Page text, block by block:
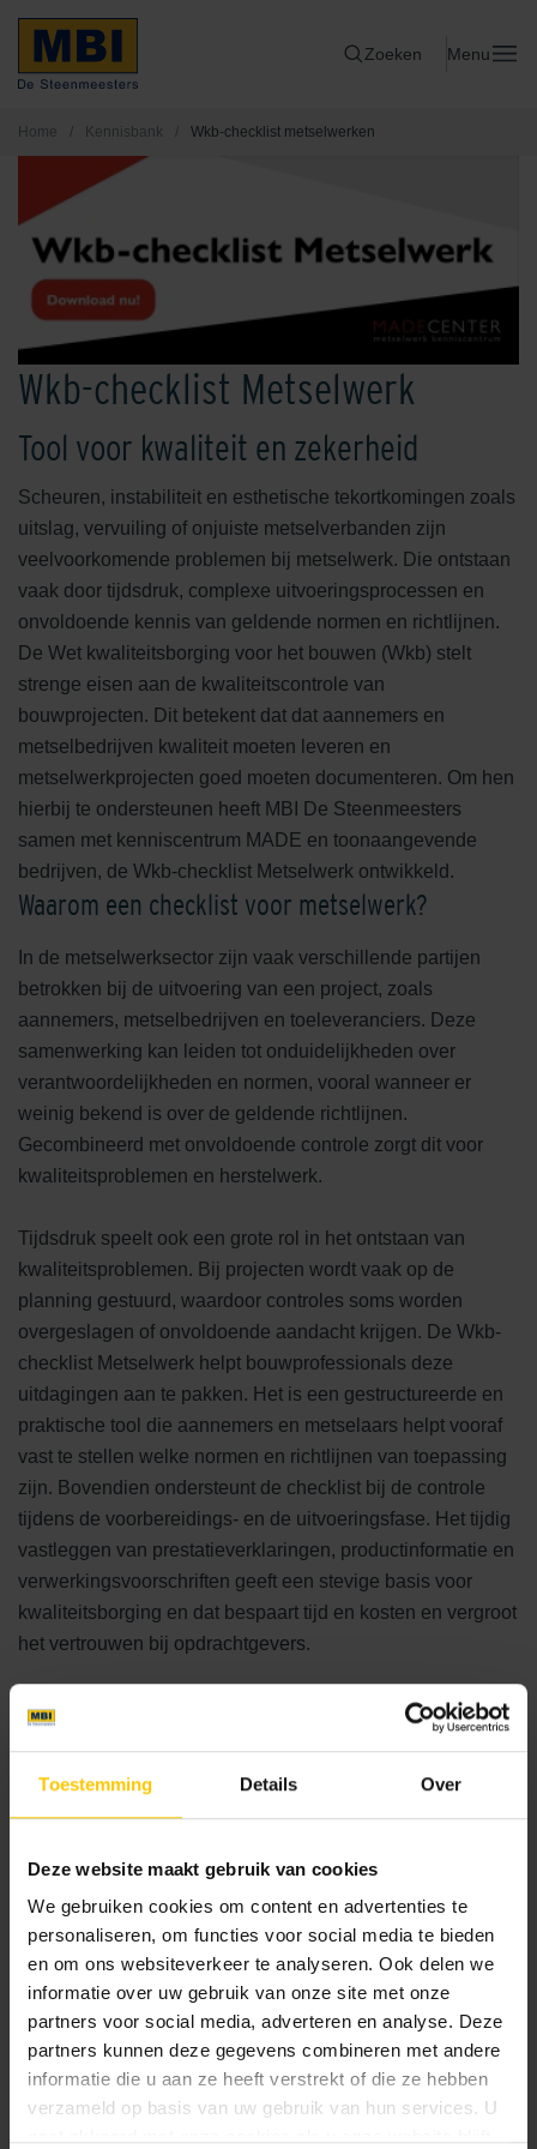
Toestemming Details Over
Deze website maakt gebruik van cookies
We gebruiken cookies om content en advertenties te
personaliseren, om functies voor social media te bieden
en om ons websiteverkeer te analyseren. Ook delen we
informatie over uw gebruik van onze site met onze
partners voor social media, adverteren en analyse. Deze
partners kunnen deze gegevens combineren met andere
informatie die u aan ze heeft verstrekt of die ze hebben
verzameld op basis van uw gebruik van hun services. U
Zoeken Menu
Home / Kennisbank / Wkb-checklist metselwerken
Wkb-checklist Metselwerk
Tool voor kwaliteit en zekerheid
Scheuren, instabiliteit en esthetische tekortkomingen zoals
uitslag, vervuiling of onjuiste metselverbanden zijn
veelvoorkomende problemen bij metselwerk. Die ontstaan
vaak door tijdsdruk, complexe uitvoeringsprocessen en
onvoldoende kennis van geldende normen en richtlijnen.
De Wet kwaliteitsborging voor het bouwen (Wkb) stelt
strenge eisen aan de kwaliteitscontrole van
bouwprojecten. Dit betekent dat dat aannemers en
metselbedrijven kwaliteit moeten leveren en
metselwerkprojecten goed moeten documenteren. Om hen
hierbij te ondersteunen heeft MBI De Steenmeesters
samen met kenniscentrum MADE en toonaangevende
bedrijven, de Wkb-checklist Metselwerk ontwikkeld.
Waarom een checklist voor metselwerk?
In de metselwerksector zijn vaak verschillende partijen
betrokken bij de uitvoering van een project, zoals
aannemers, metselbedrijven en toeleveranciers. Deze
samenwerking kan leiden tot onduidelijkheden over
verantwoordelijkheden en normen, vooral wanneer er
weinig bekend is over de geldende richtlijnen.
Gecombineerd met onvoldoende controle zorgt dit voor
kwaliteitsproblemen en herstelwerk.
Tijdsdruk speelt ook een grote rol in het ontstaan van
kwaliteitsproblemen. Bij projecten wordt vaak op de
planning gestuurd, waardoor controles soms worden
overgeslagen of onvoldoende aandacht krijgen. De Wkb-
checklist Metselwerk helpt bouwprofessionals deze
uitdagingen aan te pakken. Het is een gestructureerde en
praktische tool die aannemers en metselaars helpt vooraf
vast te stellen welke normen en richtlijnen van toepassing
zijn. Bovendien ondersteunt de checklist bij de controle
tijdens de voorbereidings- en de uitvoeringsfase. Het tijdig
vastleggen van prestatieverklaringen, productinformatie en
verwerkingsvoorschriften geeft een stevige basis voor
kwaliteitsborging en dat bespaart tijd en kosten en vergroot
het vertrouwen bij opdrachtgevers.